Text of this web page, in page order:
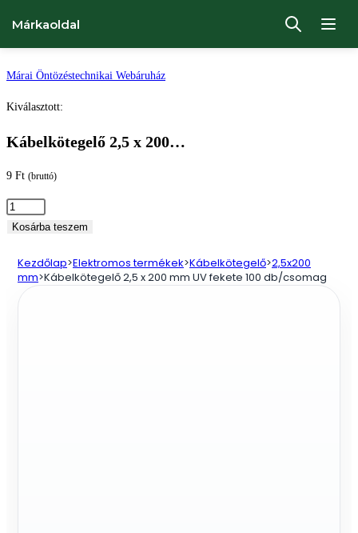
Ugrás
Márai Öntözéstechnikai Webáruház
Márkaoldal
Kiválasztott:
Kábelkötegelő 2,5 x 200…
9 Ft (bruttó)
Kábelkötegelő
2,5
200
mm
Kosárba teszem
Kezdőlap>Elektromos termékek>Kábelkötegelő>2,5x200
mm>Kábelkötegelő 2,5 x 200 mm UV fekete 100 db/csomag